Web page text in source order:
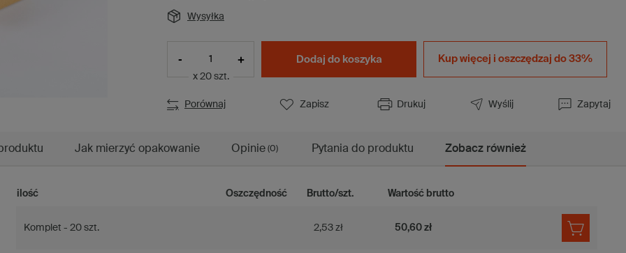
Wysyłka
- +
x 20 szt.
Dodaj do koszyka Kup więcej i oszczędzaj do 33%
Porównaj Zapisz Drukuj Wyślij Zapytaj
Jak mierzyć opakowanie Opinie (0) Pytania do produktu Zobacz również
ilość Oszczędność Brutto/szt. Wartość brutto
Komplet - 20 szt. 2,53 zł 50,60 zł